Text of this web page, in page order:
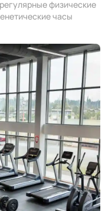
физические
часы